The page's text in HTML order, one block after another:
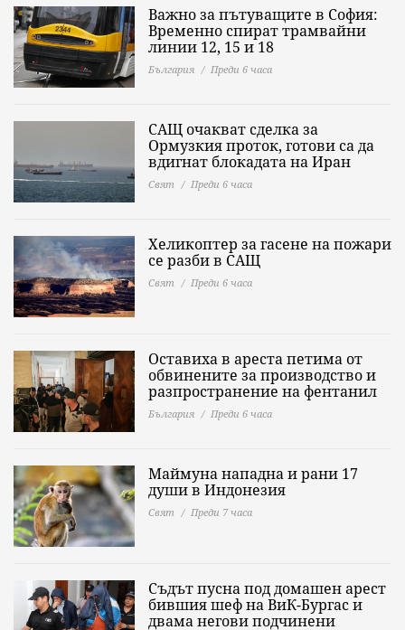
Важно за пътуващите в София:
Временно спират трамвайни
линии 12, 15 и 18
България Преди 6 часа
САЩ очакват сделка за
Ормузкия проток, готови са да
вдигнат блокадата на Иран
Свят Преди 6 часа
Хеликоптер за гасене на пожари
се разби в САЩ
Свят Преди 6 часа
Оставиха в ареста петима от
обвинените за производство и
разпространение на фентанил
България Преди 6 часа
Маймуна нападна и рани 17
души в Индонезия
Свят Преди 7 часа
Съдът пусна под домашен арест
бившия шеф на ВиК-Бургас и
двама негови подчинени